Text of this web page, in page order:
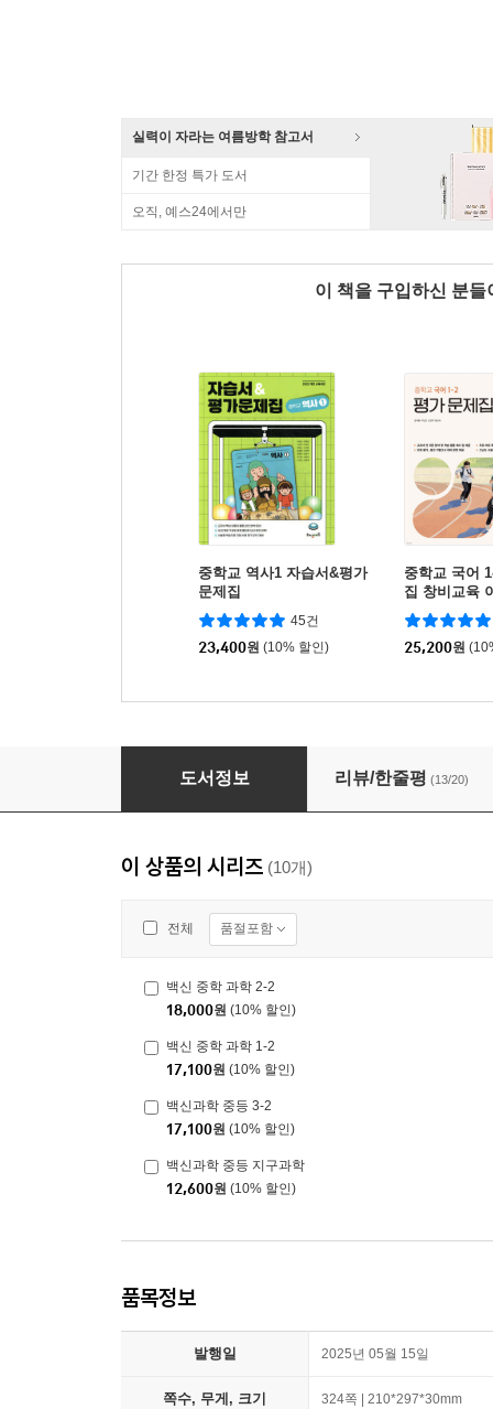
실력이 자라는 여름방학 참고서
기간 한정 특가 도서
오직, 예스24에서만
이 책을 구입하신 분
중학교 역사1 자습서&평가
문제집
45건
23,400원 (10% 할인)
중학교 국어
집 창비교육
년용)
25,200원
백신 중학 과학 1-2
도서정보 리뷰/한줄평 (13/20)
이 상품의 시리즈 (10개)
전체 품절포함
백신 중학 과학 2-2
18,000원 (10% 할인)
백신 중학 과학 1-2
17,100원 (10% 할인)
백신과학 중등 3-2
17,100원 (10% 할인)
백신과학 중등 지구과학
12,600원 (10% 할인)
품목정보
발행일 2025년 05월 15일
쪽수, 무게, 크기 324쪽 | 210*297*30mm